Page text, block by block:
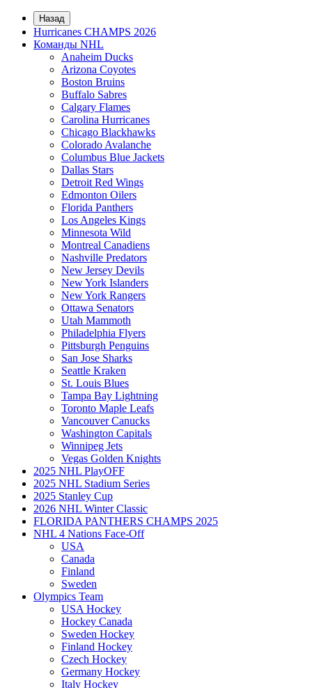
Назад
Hurricanes CHAMPS 2026
Команды NHL
Anaheim Ducks
Arizona Coyotes
Boston Bruins
Buffalo Sabres
Calgary Flames
Carolina Hurricanes
Chicago Blackhawks
Colorado Avalanche
Columbus Blue Jackets
Dallas Stars
Detroit Red Wings
Edmonton Oilers
Florida Panthers
Los Angeles Kings
Minnesota Wild
Montreal Canadiens
Nashville Predators
New Jersey Devils
New York Islanders
New York Rangers
Ottawa Senators
Utah Mammoth
Philadelphia Flyers
Pittsburgh Penguins
San Jose Sharks
Seattle Kraken
St. Louis Blues
Tampa Bay Lightning
Toronto Maple Leafs
Vancouver Canucks
Washington Capitals
Winnipeg Jets
Vegas Golden Knights
2025 NHL PlayOFF
2025 NHL Stadium Series
2025 Stanley Cup
2026 NHL Winter Classic
FLORIDA PANTHERS CHAMPS 2025
NHL 4 Nations Face-Off
USA
Canada
Finland
Sweden
Olympics Team
USA Hockey
Hockey Canada
Sweden Hockey
Finland Hockey
Czech Hockey
Germany Hockey
Italy Hockey